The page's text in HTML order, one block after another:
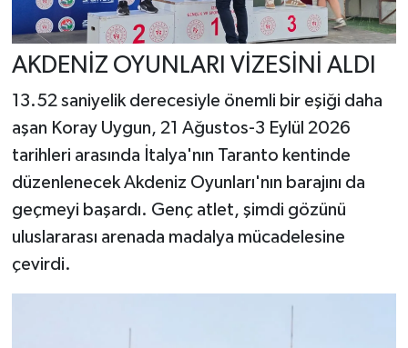
AKDENİZ OYUNLARI VİZESİNİ ALDI
13.52 saniyelik derecesiyle önemli bir eşiği daha
aşan Koray Uygun, 21 Ağustos-3 Eylül 2026
tarihleri arasında İtalya'nın Taranto kentinde
düzenlenecek Akdeniz Oyunları'nın barajını da
geçmeyi başardı. Genç atlet, şimdi gözünü
uluslararası arenada madalya mücadelesine
çevirdi.